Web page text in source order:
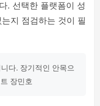
. 선택한 플랫폼이 성
지 점검하는 것이 필
다. 장기적인 안목으
장민호